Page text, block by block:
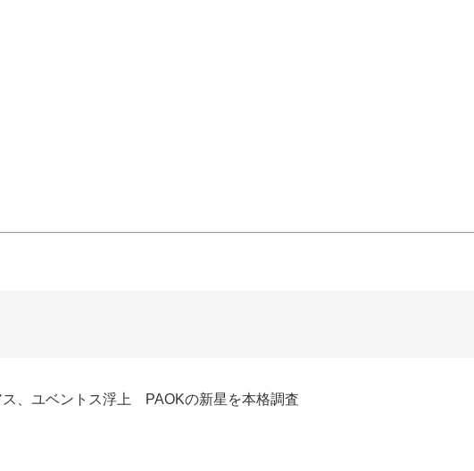
ス、ユベントス浮上 PAOKの新星を本格調査